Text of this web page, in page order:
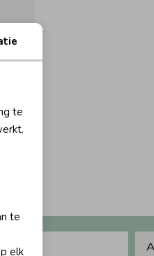
te
te
elk